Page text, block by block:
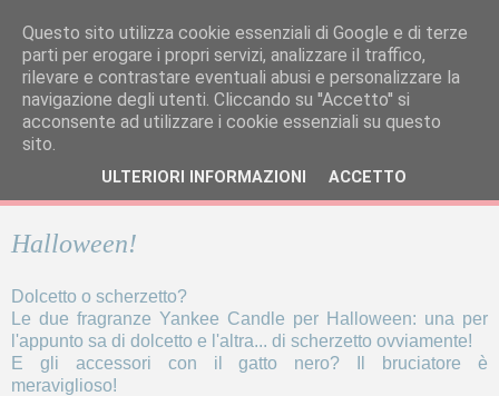
Halloween!
Dolcetto o scherzetto?
Le due fragranze Yankee Candle per Halloween: una per
l'appunto sa di dolcetto e l'altra... di scherzetto ovviamente!
E gli accessori con il gatto nero? Il bruciatore è
meraviglioso!
Questo sito utilizza cookie essenziali di Google e di terze
parti per erogare i propri servizi, analizzare il traffico,
rilevare e contrastare eventuali abusi e personalizzare la
navigazione degli utenti. Cliccando su ''Accetto'' si
acconsente ad utilizzare i cookie essenziali su questo
sito.
ULTERIORI INFORMAZIONI ACCETTO